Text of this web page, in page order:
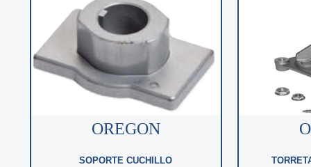
OREGON
SOPORTE CUCHILLO